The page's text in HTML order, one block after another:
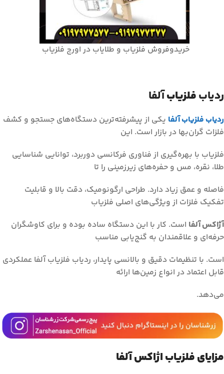
خریدوفروش فلزیاب و طلایاب در اورج فلزیاب
ردیابفلزیابآلفا
ردیاب فلزیاب آلفا یکی از پیشرفته‌ترین دستگاه‌های جستجو و کشف
فلزات گران‌بها در بازار است. این
فلزیاب با بهره‌گیری از فناوری فرکانسی دوربرد، توانایی شناسایی
طلا، نقره، مس و حفره‌های زیرزمینی را تا
فاصله و عمق زیاد دارد. طراحی ارگونومیک، دقت بالا و قابلیت
تفکیک فلزات از ویژگی‌های اصلی فلزیاب
آژاکس آلفا است. کار با این دستگاه ساده بوده و برای کاوشگران
حرفه‌ای و علاقمندان به گنج‌یابی مناسب
است. با تنظیمات دقیق و بالانسی پایدار، ردیاب فلزیاب آلفا عملکردی
قابل اعتماد در انواع زمین‌ها ارائه
می‌دهد.
مزایای فلزیاب اژاکس آلفا